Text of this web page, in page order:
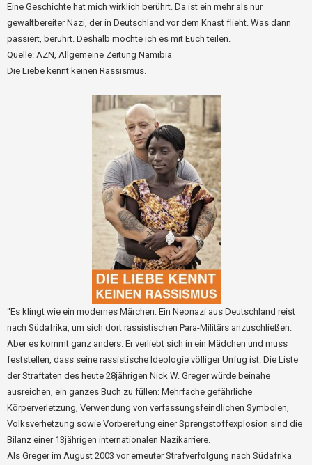
Eine Geschichte hat mich wirklich berührt. Da ist ein mehr als nur
gewaltbereiter Nazi, der in Deutschland vor dem Knast flieht. Was dann
passiert, berührt. Deshalb möchte ich es mit Euch teilen.
Quelle: AZN, Allgemeine Zeitung Namibia
Die Liebe kennt keinen Rassismus.
“Es klingt wie ein modernes Märchen: Ein Neonazi aus Deutschland reist
nach Südafrika, um sich dort rassistischen Para-Militärs anzuschließen.
Aber es kommt ganz anders. Er verliebt sich in ein Mädchen und muss
feststellen, dass seine rassistische Ideologie völliger Unfug ist. Die Liste
der Straftaten des heute 28jährigen Nick W. Greger würde beinahe
ausreichen, ein ganzes Buch zu füllen: Mehrfache gefährliche
Körperverletzung, Verwendung von verfassungsfeindlichen Symbolen,
Volksverhetzung sowie Vorbereitung einer Sprengstoffexplosion sind die
Bilanz einer 13jährigen internationalen Nazikarriere.
Als Greger im August 2003 vor erneuter Strafverfolgung nach Südafrika